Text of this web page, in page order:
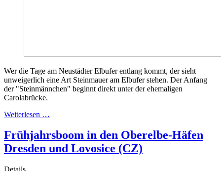
Wer die Tage am Neustädter Elbufer entlang kommt, der sieht
unweigerlich eine Art Steinmauer am Elbufer stehen. Der Anfang
der "Steinmännchen" beginnt direkt unter der ehemaligen
Carolabrücke.
Weiterlesen …
Frühjahrsboom in den Oberelbe-Häfen
Dresden und Lovosice (CZ)